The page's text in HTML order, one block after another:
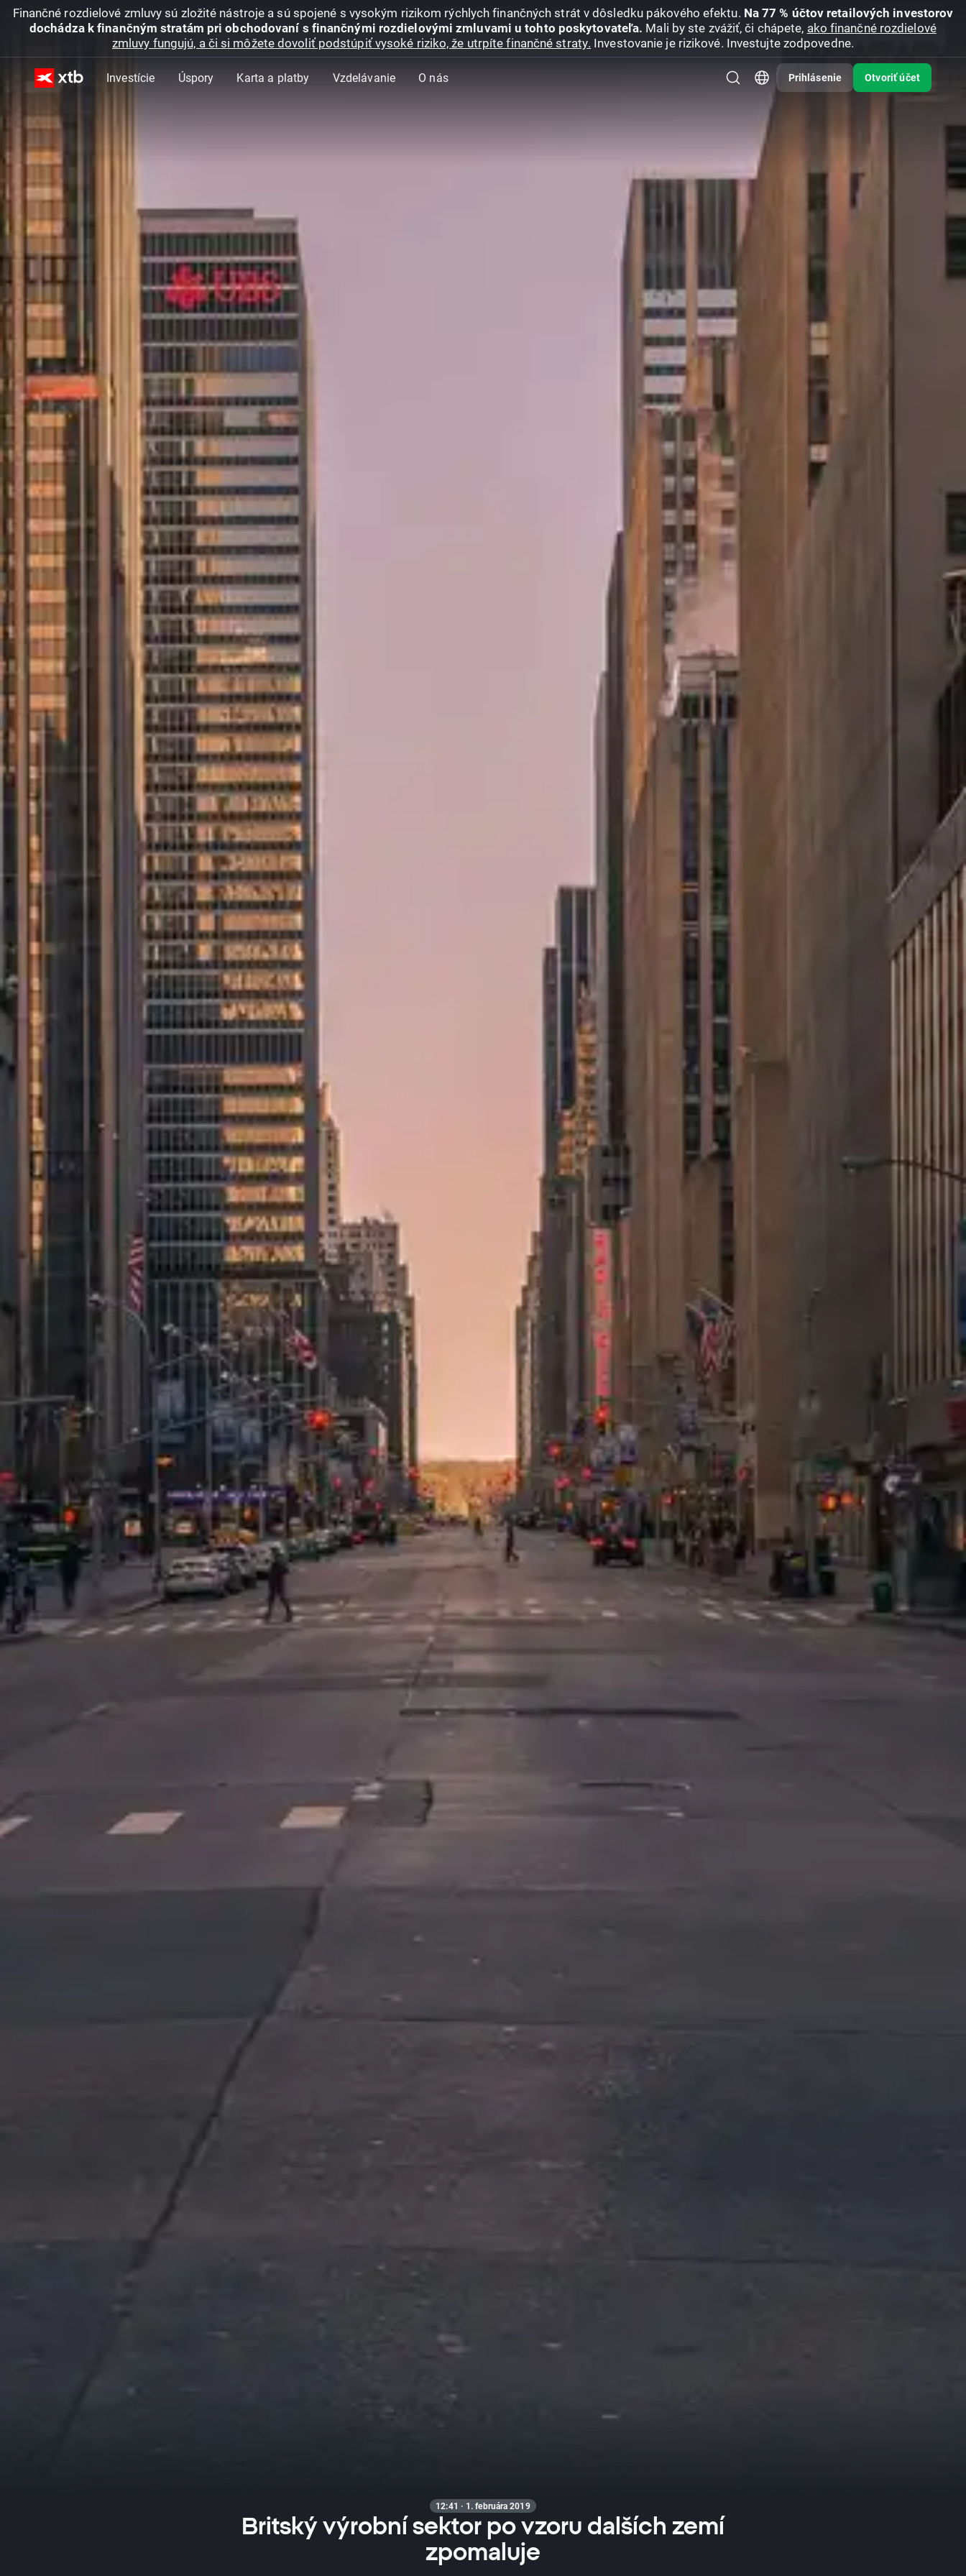
Finančné rozdielové zmluvy sú zložité nástroje a sú spojené s vysokým rizikom rýchlych finančných strát v dôsledku pákového efektu. Na 77 % účtov retailových investorov
dochádza k finančným stratám pri obchodovaní s finančnými rozdielovými zmluvami u tohto poskytovateľa. Mali by ste zvážiť, či chápete, ako finančné rozdielové
zmluvy fungujú, a či si môžete dovoliť podstúpiť vysoké riziko, že utrpíte finančné straty. Investovanie je rizikové. Investujte zodpovedne.
Investície Úspory Karta a platby Vzdelávanie O nás Prihlásenie Otvoriť účet
12:41 · 1. februára 2019
Britský výrobní sektor po vzoru dalších zemí
zpomaluje